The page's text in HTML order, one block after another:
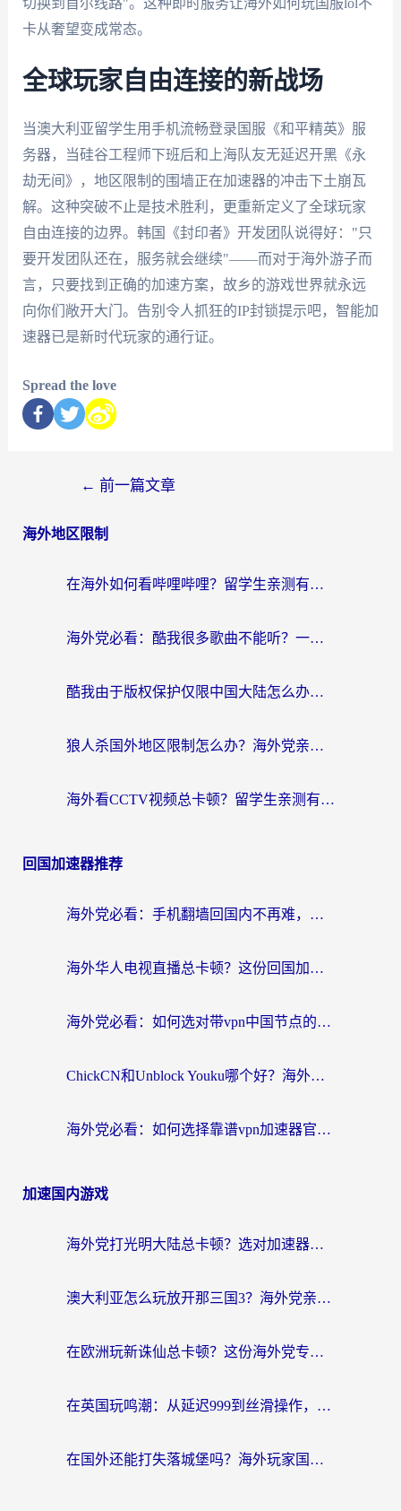
切换到首尔线路"。这种即时服务让海外如何玩国服lol不
卡从奢望变成常态。
全球玩家自由连接的新战场
当澳大利亚留学生用手机流畅登录国服《和平精英》服
务器，当硅谷工程师下班后和上海队友无延迟开黑《永
劫无间》，地区限制的围墙正在加速器的冲击下土崩瓦
解。这种突破不止是技术胜利，更重新定义了全球玩家
自由连接的边界。韩国《封印者》开发团队说得好："只
要开发团队还在，服务就会继续"——而对于海外游子而
言，只要找到正确的加速方案，故乡的游戏世界就永远
向你们敞开大门。告别令人抓狂的IP封锁提示吧，智能加
速器已是新时代玩家的通行证。
Spread the love
← 前一篇文章
海外地区限制
在海外如何看哔哩哔哩？留学生亲测有效的回国加速指南
海外党必看：酷我很多歌曲不能听？一招解决优酷版权限制+B站地域问题！
酷我由于版权保护仅限中国大陆怎么办？海外党亲测有效的解锁指南
狼人杀国外地区限制怎么办？海外党亲测有效的全场景回国加速指南
海外看CCTV视频总卡顿？留学生亲测有效的回国加速器选择指南
回国加速器推荐
海外党必看：手机翻墙回国内不再难，一篇搞定无缝访问国内资源指南
海外华人电视直播总卡顿？这份回国加速器选择指南帮你无缝看国内资源
海外党必看：如何选对带vpn中国节点的加速器？无缝访问国内资源全攻略
ChickCN和Unblock Youku哪个好？海外党亲测4款热门回国加速器，附避坑指南
海外党必看：如何选择靠谱vpn加速器官网？轻松解决国内APP地区限制
加速国内游戏
海外党打光明大陆总卡顿？选对加速器才是关键！（附亲测好用的推荐）
澳大利亚怎么玩放开那三国3？海外党亲测有效的国服游戏加速指南
在欧洲玩新诛仙总卡顿？这份海外党专属加速器指南帮你解决延迟难题
在英国玩鸣潮：从延迟999到丝滑操作，我是怎么做到的？
在国外还能打失落城堡吗？海外玩家国服游戏加速终极指南（附北美玩online加速器下载技巧）